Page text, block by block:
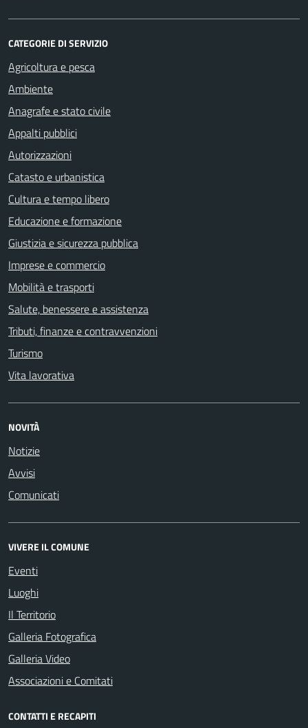
CATEGORIE DI SERVIZIO
Agricoltura e pesca
Ambiente
Anagrafe e stato civile
Appalti pubblici
Autorizzazioni
Catasto e urbanistica
Cultura e tempo libero
Educazione e formazione
Giustizia e sicurezza pubblica
Imprese e commercio
Mobilità e trasporti
Salute, benessere e assistenza
Tributi, finanze e contravvenzioni
Turismo
Vita lavorativa
NOVITÀ
Notizie
Avvisi
Comunicati
VIVERE IL COMUNE
Eventi
Luoghi
Il Territorio
Galleria Fotografica
Galleria Video
Associazioni e Comitati
CONTATTI E RECAPITI